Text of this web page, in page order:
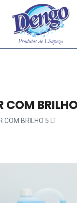
COM
COM BRILHO 5 LT